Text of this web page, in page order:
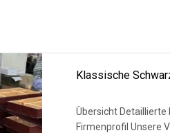
Klassische
Übersicht
Firmenprofil Unsere